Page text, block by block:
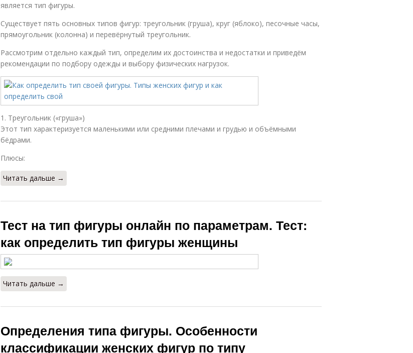
является тип фигуры.
Существует пять основных типов фигур: треугольник (груша), круг (яблоко), песочные часы,
прямоугольник (колонна) и перевёрнутый треугольник.
Рассмотрим отдельно каждый тип, определим их достоинства и недостатки и приведём
рекомендации по подбору одежды и выбору физических нагрузок.
1. Треугольник («груша»)
Этот тип характеризуется маленькими или средними плечами и грудью и объёмными
бёдрами.
Плюсы:
Читать дальше →
Тест на тип фигуры онлайн по параметрам. Тест:
как определить тип фигуры женщины
Читать дальше →
Определения типа фигуры. Особенности
классификации женских фигур по типу